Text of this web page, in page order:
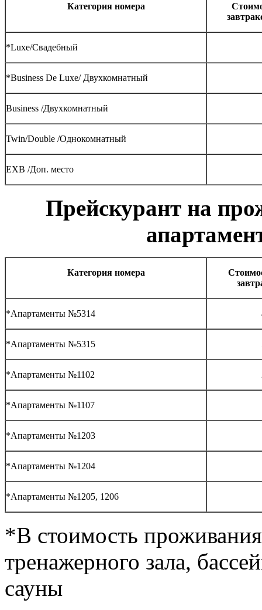
Категория номера
*Luxe/Свадебный
*Business De Luxe/ Двухкомнатный
Business /Двухкомнатный
Twin/Double /Однокомнатный
EXB /Доп. место
Прейскурант на
Категория номера
*Апартаменты №5314
*Апартаменты №5315
*Апартаменты №1102
*Апартаменты №1107
*Апартаменты №1203
*Апартаменты №1204
*Апартаменты №1205, 1206
*В стоимость
тренажерного зала,
сауны